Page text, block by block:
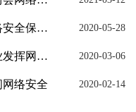
电信行业圆满完成全国两会网络安全保障任务 2020-05-28
工信部网络安全管理局组织企业发挥网络安全公共服务平台作用支撑保障疫情防控和复工复产 2020-03-06
络安全 2020-02-14